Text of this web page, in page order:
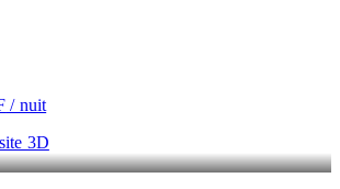
/ nuit
3D